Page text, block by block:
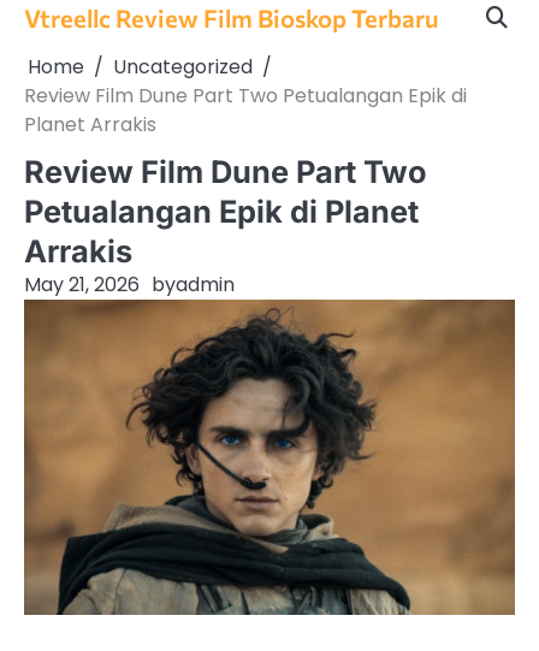
Skip
content
Vtreellc Review Film Bioskop Terbaru
Home
Uncategorized
Review Film Dune Part Two Petualangan Epik di
Planet Arrakis
Review Film Dune Part Two
Petualangan Epik di Planet
Arrakis
May 21, 2026 byadmin